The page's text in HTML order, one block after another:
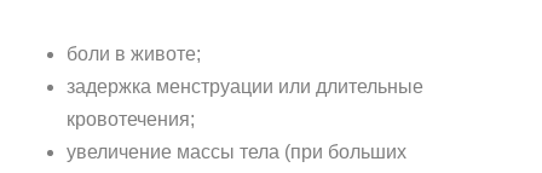
боли в животе;
задержка менструации или длительные
кровотечения;
увеличение массы тела (при больших